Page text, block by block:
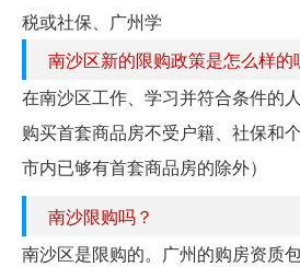
税或社保、广州学
南沙区新的限购政策是怎么样的
在南沙区工作、学习并符合条件的
购买首套商品房不受户籍、社保和
市内已够有首套商品房的除外）
南沙限购吗？
南沙区是限购的。广州的购房资质